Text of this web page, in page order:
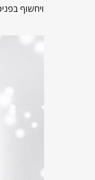
ויחשוף